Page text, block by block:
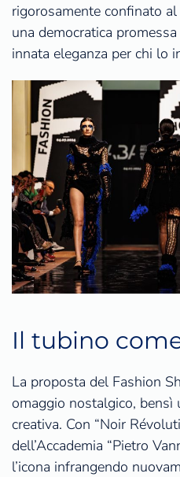
rigorosamente confinato
una democratica
innata eleganza per chi lo
Il tubino
La proposta del Fashion
omaggio nostalgico, bensì
creativa. Con “Noir
dell’Accademia “Pietro
l’icona infrangendo